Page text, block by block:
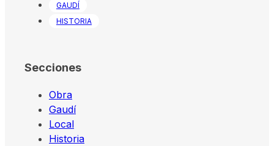
GAUDÍ
HISTORIA
Secciones
Obra
Gaudí
Local
Historia